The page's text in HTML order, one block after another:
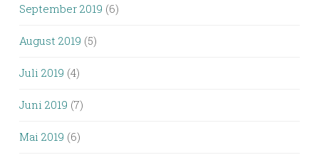
September 2019 (6)
August 2019 (5)
Juli 2019 (4)
Juni 2019 (7)
Mai 2019 (6)